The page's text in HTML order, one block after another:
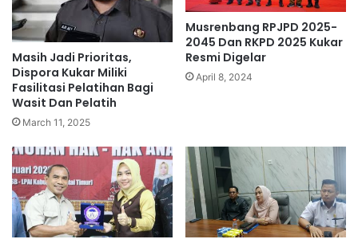
Masih Jadi Prioritas,
Dispora Kukar Miliki
Fasilitasi Pelatihan Bagi
Wasit Dan Pelatih
March 11, 2025
Musrenbang RPJPD 2025-
2045 Dan RKPD 2025 Kukar
Resmi Digelar
April 8, 2024